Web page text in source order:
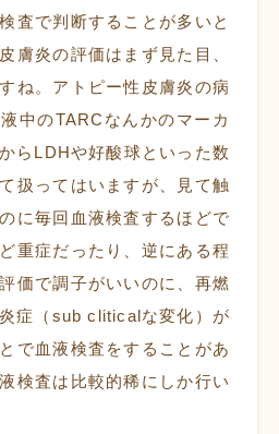
査で判断することが多いと
膚炎の評価はまず見た目、
ね。アトピー性皮膚炎の病
中のTARCなんかのマーカ
らLDHや好酸球といった数
扱ってはいますが、見て触
に毎回血液検査するほどで
重症だったり、逆にある程
価で調子がいいのに、再燃
症（sub cliticalな変化）が
で血液検査をすることがあ
検査は比較的稀にしか行い